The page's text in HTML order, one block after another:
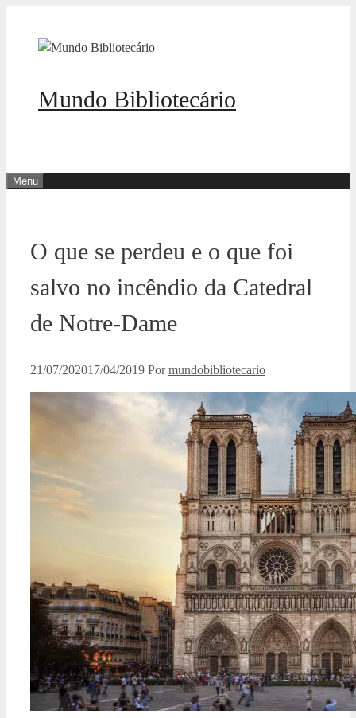
Mundo Bibliotecário
Menu
O que se perdeu e o que foi
salvo no incêndio da Catedral
de Notre-Dame
21/07/202017/04/2019 Pormundobibliotecario